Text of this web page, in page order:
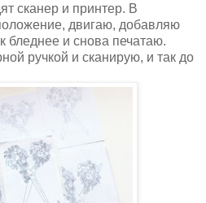
сканер и принтер. В
двигаю, добавляю
бледнее и снова печатаю.
ручкой и сканирую, и так до